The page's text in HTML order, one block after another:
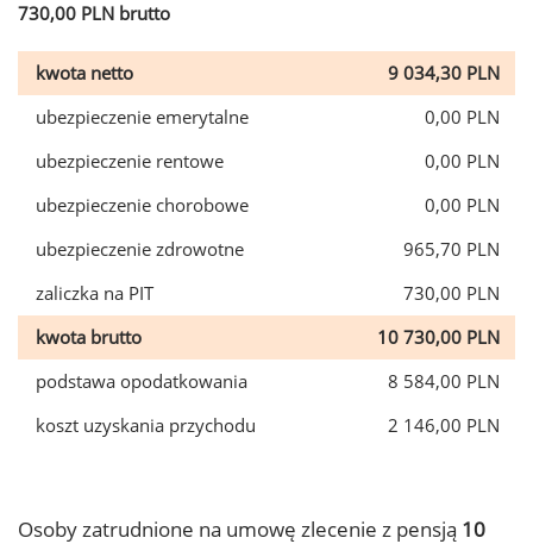
730,00 PLN brutto
kwota netto
9 034,30 PLN
ubezpieczenie emerytalne
0,00 PLN
ubezpieczenie rentowe
0,00 PLN
ubezpieczenie chorobowe
0,00 PLN
ubezpieczenie zdrowotne
965,70 PLN
zaliczka na PIT
730,00 PLN
kwota brutto
10 730,00 PLN
podstawa opodatkowania
8 584,00 PLN
koszt uzyskania przychodu
2 146,00 PLN
Osoby zatrudnione na umowę zlecenie z pensją 10